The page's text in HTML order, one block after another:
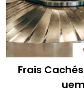
Frais